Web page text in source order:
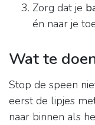
Zorg dat je
én naar je
Wat te
Stop de speen
eerst de lipjes
naar binnen als